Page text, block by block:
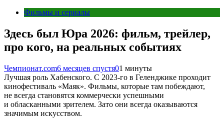
Фильмы и сериалы
Здесь был Юра 2026: фильм, трейлер,
про кого, на реальных событиях
Чемпионат.com6 месяцев спустя01 минуты
Лучшая роль Хабенского. С 2023-го в Геленджике проходит
кинофестиваль «Маяк». Фильмы, которые там побеждают,
не всегда становятся коммерчески успешными
и обласканными зрителем. Зато они всегда оказываются
значимым искусством.